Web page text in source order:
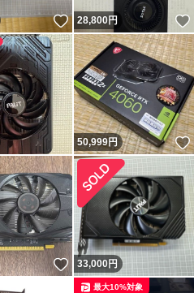
いいね！
28,800円
50,999円
いいね！
33,000円
最大10%対象